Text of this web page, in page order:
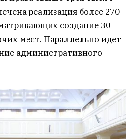
реализация более 270
создание 30
мест. Параллельно идет
административного